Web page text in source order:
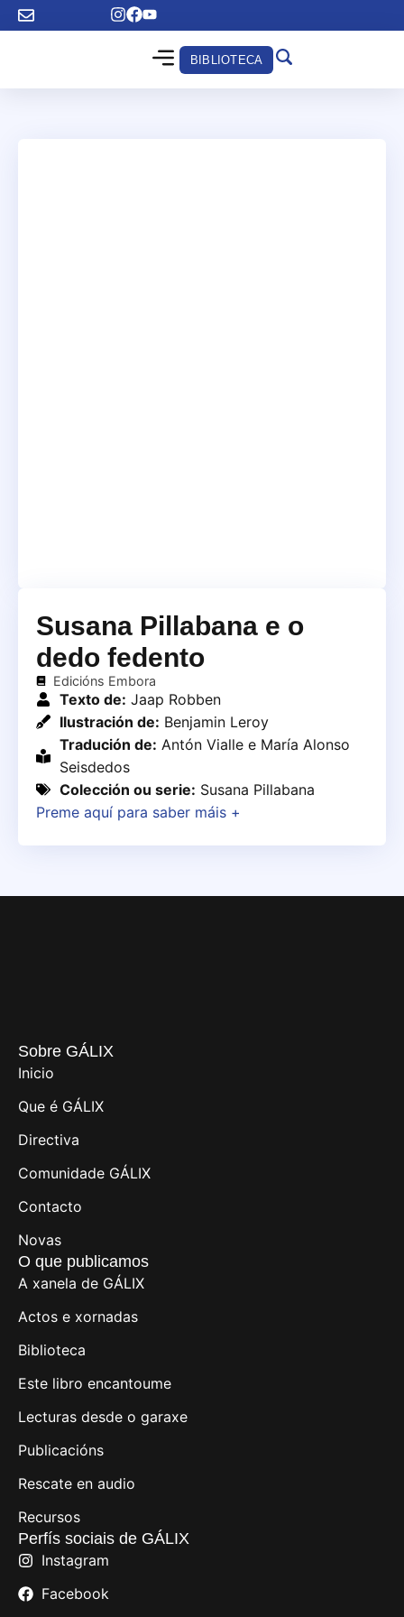
BIBLIOTECA
Susana Pillabana e o
dedo fedento
Edicións Embora
Texto de: Jaap Robben
Ilustración de: Benjamin Leroy
Tradución de: Antón Vialle e María Alonso
Seisdedos
Colección ou serie: Susana Pillabana
Preme aquí para saber máis +
Sobre GÁLIX
Inicio
Que é GÁLIX
Directiva
Comunidade GÁLIX
Contacto
Novas
O que publicamos
A xanela de GÁLIX
Actos e xornadas
Biblioteca
Este libro encantoume
Lecturas desde o garaxe
Publicacións
Rescate en audio
Recursos
Perfís sociais de GÁLIX
Instagram
Facebook